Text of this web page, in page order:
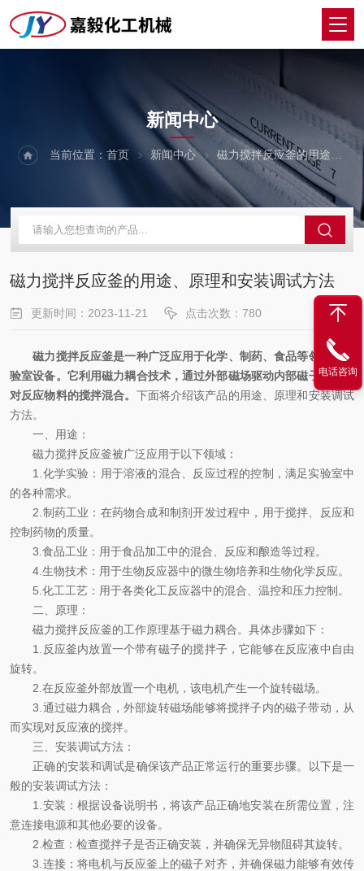
NEWS
新闻中心
当前位置：首页 新闻中心 磁力搅拌反应釜的用途、原理和安装调试方法
磁力搅拌反应釜的用途、原理和安装调试方法
更新时间：2023-11-21 点击次数：780
磁力搅拌反应釜是一种广泛应用于化学、制药、食品等领域的实
验室设备。它利用磁力耦合技术，通过外部磁场驱动内部磁子，实现
对反应物料的搅拌混合。 下面将介绍该产品的用途、原理和安装调试
方法。
一、用途：
磁力搅拌反应釜被广泛应用于以下领域：
1.化学实验：用于溶液的混合、反应过程的控制，满足实验室中
的各种需求。
2.制药工业：在药物合成和制剂开发过程中，用于搅拌、反应和
控制药物的质量。
3.食品工业：用于食品加工中的混合、反应和酿造等过程。
4.生物技术：用于生物反应器中的微生物培养和生物化学反应。
5.化工工艺：用于各类化工反应器中的混合、温控和压力控制。
二、原理：
磁力搅拌反应釜的工作原理基于磁力耦合。具体步骤如下：
1.反应釜内放置一个带有磁子的搅拌子，它能够在反应液中自由
旋转。
2.在反应釜外部放置一个电机，该电机产生一个旋转磁场。
3.通过磁力耦合，外部旋转磁场能够将搅拌子内的磁子带动，从
而实现对反应液的搅拌。
三、安装调试方法：
正确的安装和调试是确保该产品正常运行的重要步骤。以下是一
般的安装调试方法：
1.安装：根据设备说明书，将该产品正确地安装在所需位置，注
意连接电源和其他必要的设备。
2.检查：检查搅拌子是否正确安装，并确保无异物阻碍其旋转。
3.连接：将电机与反应釜上的磁子对齐，并确保磁力能够有效传
电话咨询